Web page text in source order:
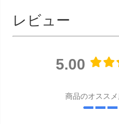
レビュー
5.00
商品のオスス